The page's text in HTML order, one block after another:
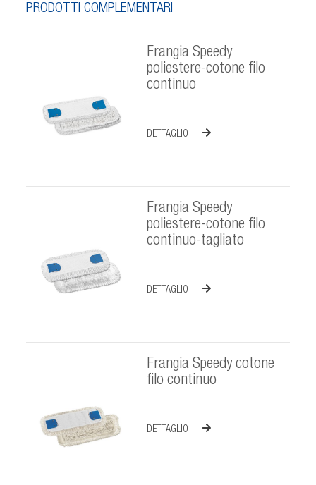
PRODOTTI COMPLEMENTARI
Frangia Speedy
poliestere-cotone filo
continuo
DETTAGLIO
Frangia Speedy
poliestere-cotone filo
continuo-tagliato
DETTAGLIO
Frangia Speedy cotone
filo continuo
DETTAGLIO